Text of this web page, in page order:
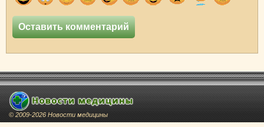
© 2009-2026 Новости медицины